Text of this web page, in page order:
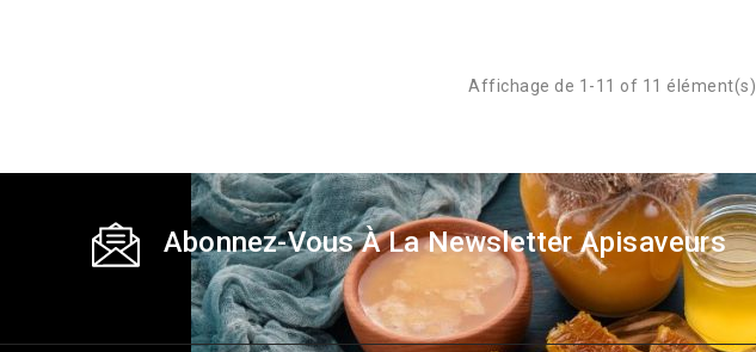
Affichage de 1-11 of 11 élément(s)
Abonnez-Vous À La Newsletter Apisaveurs